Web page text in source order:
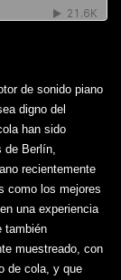
de sonido piano
digno del
han sido
Berlín,
recientemente
como los mejores
una experiencia
también
muestreado, con
de cola, y que